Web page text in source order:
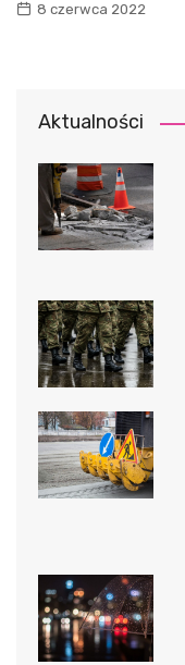
8 czerwca 2022
Aktualności